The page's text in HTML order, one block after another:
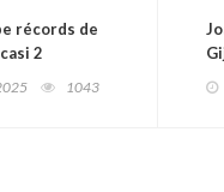
récords de
2
en su
1043